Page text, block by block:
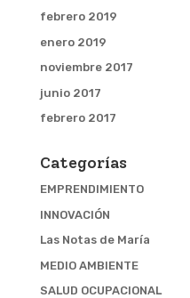
febrero 2019
enero 2019
noviembre 2017
junio 2017
febrero 2017
Categorías
EMPRENDIMIENTO
INNOVACIÓN
Las Notas de María
MEDIO AMBIENTE
SALUD OCUPACIONAL